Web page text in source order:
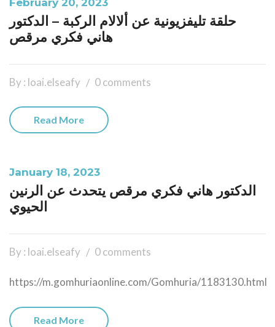
February 20, 2023
حلقة تليفزيونية عن ألالام الركبة – الدكتور
هاني فكري مرقص
By : loai.elseafy 0 comments
Read More
January 18, 2023
الدكتور هاني فكري مرقص يتحدث عن الرنين
الحيوي
By : loai.elseafy 0 comments
https://m.gomhuriaonline.com/Gomhuria/1183130.html
Read More